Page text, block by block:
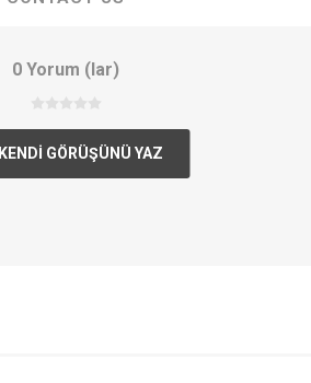
0 Yorum (lar)
KENDI GÖRÜŞÜNÜ YAZ